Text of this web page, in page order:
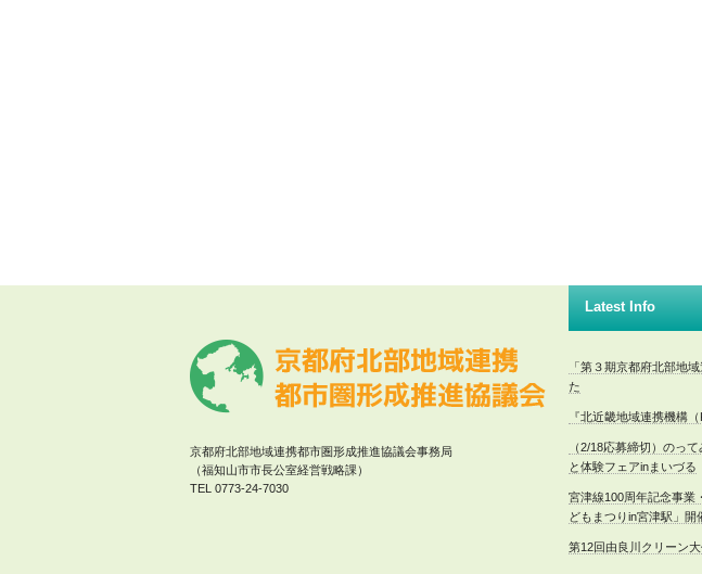
Latest Info
「第３期京都府北部地
た
『北近畿地域連携機構
（2/18応募締切）のっ
と体験フェアinまいづる
宮津線100周年記念事業
どもまつりin宮津駅」開
第12回由良川クリーン
京都府北部地域連携都市圏形成推進協議会事務局
（福知山市市長公室経営戦略課）
TEL 0773‐24-7030